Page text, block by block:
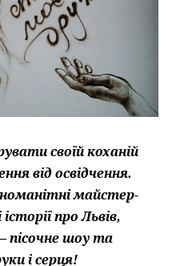
своїй коханій
від освідчення.
майстер-
про Львів,
пісочне шоу та
і серця!